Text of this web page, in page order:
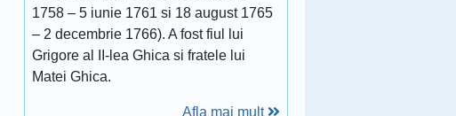
1758 – 5 iunie 1761 si 18 august 1765
– 2 decembrie 1766). A fost fiul lui
Grigore al II-lea Ghica si fratele lui
Matei Ghica.
Afla mai mult